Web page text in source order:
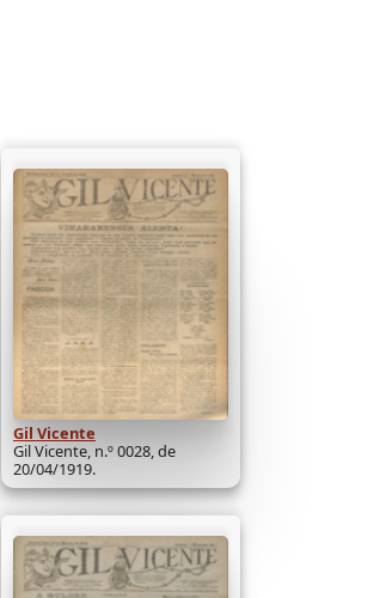
Gil Vicente
Gil Vicente, n.º 0028, de
20/04/1919.